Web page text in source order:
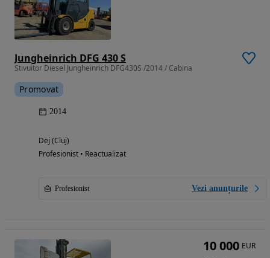
Jungheinrich DFG 430 S
Stivuitor Diesel Jungheinrich DFG430S /2014 / Cabina
Promovat
2014
Dej (Cluj)
Profesionist • Reactualizat
Profesionist Vezi anunțurile
10 000 EUR